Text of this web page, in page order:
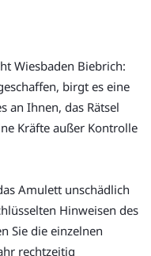
Wiesbaden Biebrich:
birgt es eine
an Ihnen, das Rätsel
Kräfte außer Kontrolle
Amulett unschädlich
Hinweisen des
Sie die einzelnen
rechtzeitig